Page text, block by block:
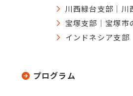
川西緑台支部｜川
宝塚支部｜宝塚市
インドネシア支部
プログラム